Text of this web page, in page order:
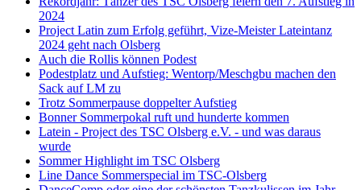
2024
Project Latin zum Erfolg geführt, Vize-Meister Lateintanz
2024 geht nach Olsberg
Auch die Rollis können Podest
Podestplatz und Aufstieg: Wentorp/Meschgbu machen den
Sack auf LM zu
Trotz Sommerpause doppelter Aufstieg
Bonner Sommerpokal ruft und hunderte kommen
Latein - Project des TSC Olsberg e.V. - und was daraus
wurde
Sommer Highlight im TSC Olsberg
Line Dance Sommerspecial im TSC-Olsberg